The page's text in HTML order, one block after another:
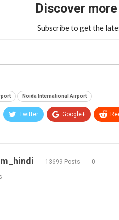
Discover more
Subscribe to get the
Noida International Airport
Twitter Google+
13699 Posts 0